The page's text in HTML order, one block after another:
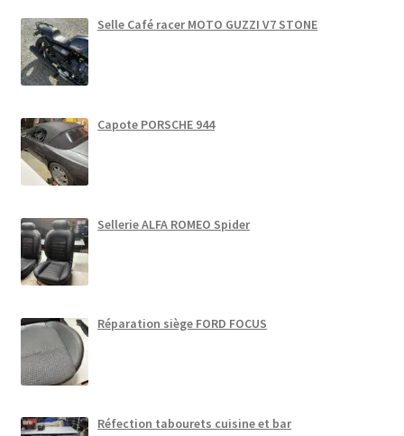
Selle Café racer MOTO GUZZI V7 STONE
Capote PORSCHE 944
Sellerie ALFA ROMEO Spider
Réparation siège FORD FOCUS
Réfection tabourets cuisine et bar